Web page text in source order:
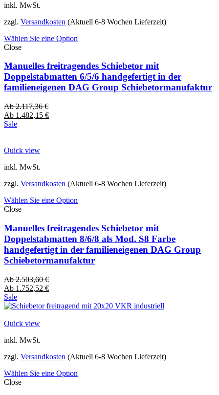
inkl. MwSt.
zzgl. Versandkosten (Aktuell 6-8 Wochen Lieferzeit)
Wählen Sie eine Option
Close
Manuelles freitragendes Schiebetor mit
Doppelstabmatten 6/5/6 handgefertigt in der
familieneigenen DAG Group Schiebetormanufaktur
Ab2.117,36€
Ab 1.482,15 €
Sale
Quick view
inkl. MwSt.
zzgl. Versandkosten (Aktuell 6-8 Wochen Lieferzeit)
Wählen Sie eine Option
Close
Manuelles freitragendes Schiebetor mit
Doppelstabmatten 8/6/8 als Mod. S8 Farbe
handgefertigt in der familieneigenen DAG Group
Schiebetormanufaktur
Ab2.503,60€
Ab 1.752,52 €
Sale
Quick view
inkl. MwSt.
zzgl. Versandkosten (Aktuell 6-8 Wochen Lieferzeit)
Wählen Sie eine Option
Close